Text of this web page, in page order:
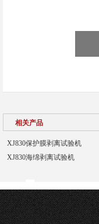
相关产品
XJ830保护膜剥离试验机
XJ830海绵剥离试验机